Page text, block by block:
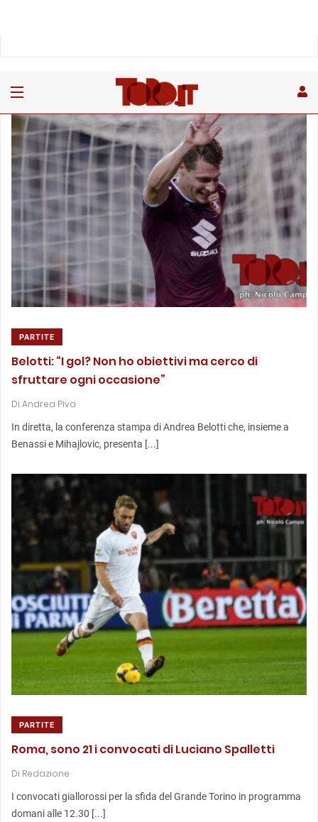
PARTITE
Belotti: “I gol? Non ho obiettivi ma cerco di
sfruttare ogni occasione”
Di Andrea Piva
In diretta, la conferenza stampa di Andrea Belotti che, insieme a
Benassi e Mihajlovic, presenta [...]
PARTITE
Roma, sono 21 i convocati di Luciano Spalletti
Di Redazione
I convocati giallorossi per la sfida del Grande Torino in programma
domani alle 12.30 [...]